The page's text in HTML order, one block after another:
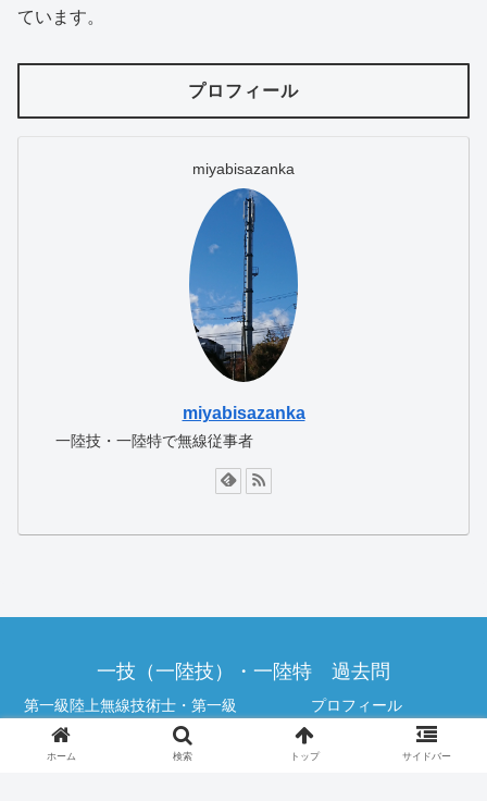
ています。
プロフィール
miyabisazanka
miyabisazanka
一陸技・一陸特で無線従事者
一技（一陸技）・一陸特 過去問
第一級陸上無線技術士・第一級
陸上特殊無線技士
プロフィール
プライバシーポリシー
ホーム 検索 トップ サイドバー